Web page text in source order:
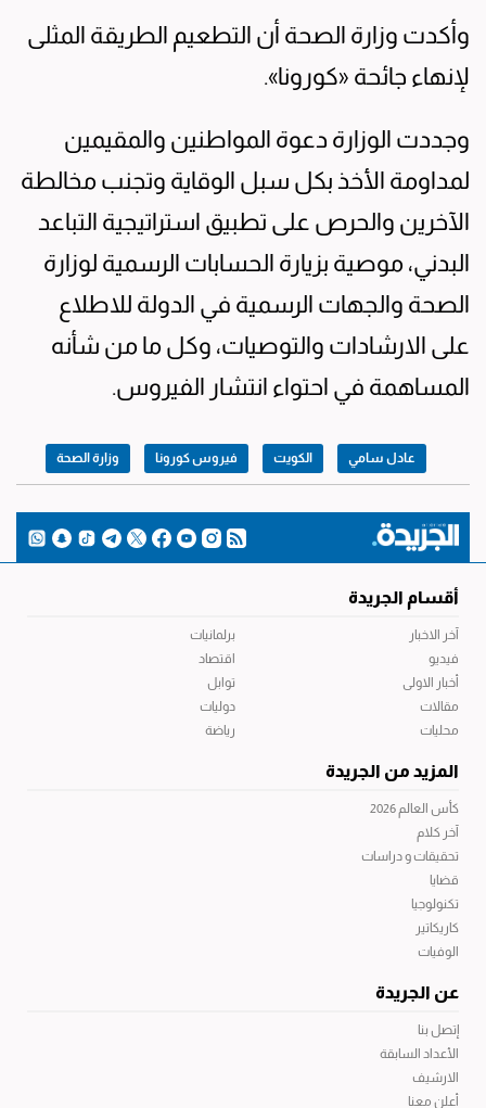
وأكدت وزارة الصحة أن التطعيم الطريقة المثلى
لإنهاء جائحة «كورونا».
وجددت الوزارة دعوة المواطنين والمقيمين
لمداومة الأخذ بكل سبل الوقاية وتجنب مخالطة
الآخرين والحرص على تطبيق استراتيجية التباعد
البدني، موصية بزيارة الحسابات الرسمية لوزارة
الصحة والجهات الرسمية في الدولة للاطلاع
على الارشادات والتوصيات، وكل ما من شأنه
المساهمة في احتواء انتشار الفيروس.
عادل سامي الكويت فيروس كورونا وزارة الصحة
أقسام الجريدة
آخر الاخبار
فيديو
أخبار الاولى
مقالات
محليات
برلمانيات
اقتصاد
توابل
دوليات
رياضة
المزيد من الجريدة
كأس العالم 2026
آخر كلام
تحقيقات و دراسات
قضايا
تكنولوجيا
كاريكاتير
الوفيات
عن الجريدة
إتصل بنا
الأعداد السابقة
الارشيف
أعلن معنا